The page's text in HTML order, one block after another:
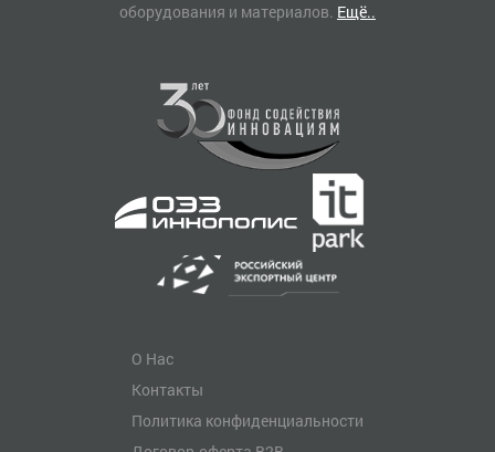
оборудования и материалов. Ещё..
О Нас
Контакты
Политика конфиденциальности